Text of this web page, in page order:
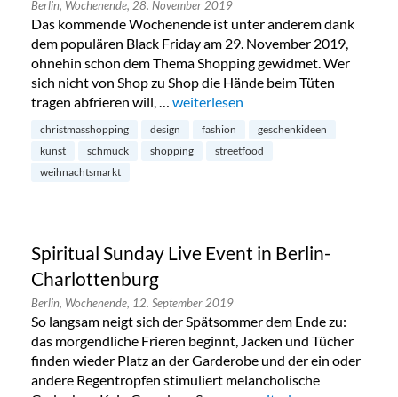
Berlin, Wochenende, 28. November 2019
Das kommende Wochenende ist unter anderem dank
dem populären Black Friday am 29. November 2019,
ohnehin schon dem Thema Shopping gewidmet. Wer
sich nicht von Shop zu Shop die Hände beim Tüten
tragen abfrieren will, … „Weihnachtsrodeo in Kreuzberg“
weiterlesen
christmasshopping design fashion
geschenkideen
kunst
schmuck shopping
streetfood
weihnachtsmarkt
Spiritual Sunday Live Event in Berlin-
Charlottenburg
Berlin, Wochenende, 12. September 2019
So langsam neigt sich der Spätsommer dem Ende zu:
das morgendliche Frieren beginnt, Jacken und Tücher
finden wieder Platz an der Garderobe und der ein oder
andere Regentropfen stimuliert melancholische